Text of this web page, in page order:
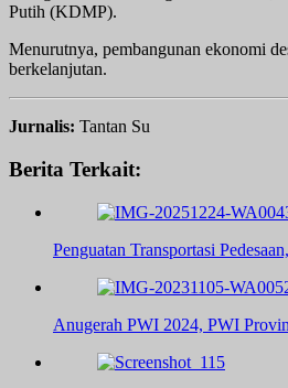
Putih (KDMP).
Menurutnya, pembangunan ekonomi
berkelanjutan.
Jurnalis: Tantan Su
Berita Terkait:
Penguatan Transportasi
Anugerah PWI 2024, PWI